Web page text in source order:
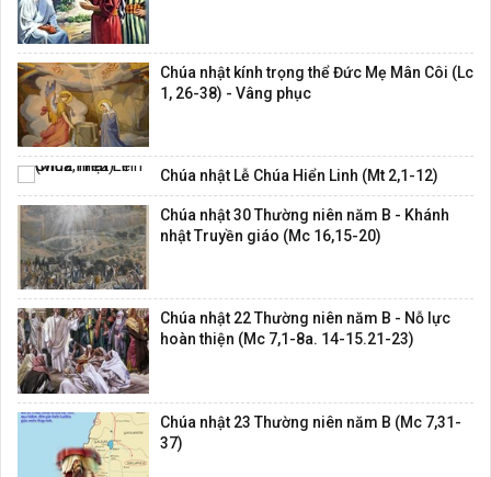
Chúa nhật kính trọng thể Đức Mẹ Mân Côi (Lc
1, 26-38) - Vâng phục
Chúa nhật Lễ Chúa Hiển Linh (Mt 2,1-12)
Chúa nhật 30 Thường niên năm B - Khánh
nhật Truyền giáo (Mc 16,15-20)
Chúa nhật 22 Thường niên năm B - Nỗ lực
hoàn thiện (Mc 7,1-8a. 14-15.21-23)
Chúa nhật 23 Thường niên năm B (Mc 7,31-
37)